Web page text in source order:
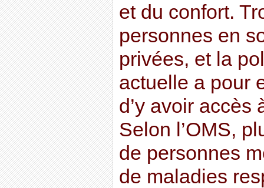
et du confort.
personnes en
privées, et la
actuelle a pour
d’y avoir accès
Selon l’OMS,
de personnes
de maladies